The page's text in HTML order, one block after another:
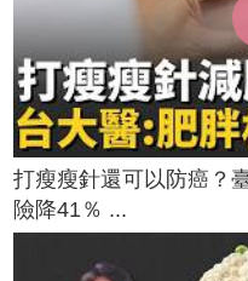
打瘦瘦針還可以防癌？
險降41％ ...